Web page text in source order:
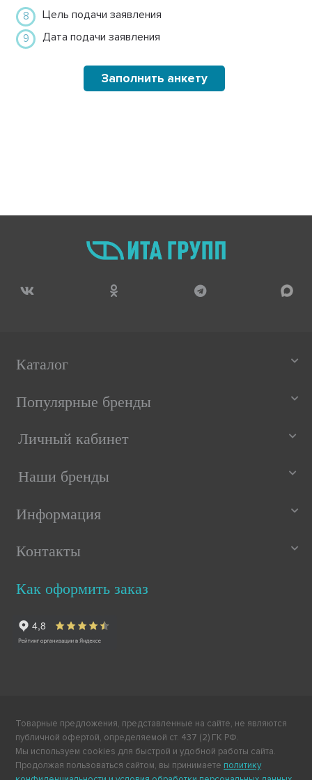
Цель подачи заявления
Дата подачи заявления
Заполнить анкету
Каталог
Популярные бренды
Личный кабинет
Наши бренды
Информация
Контакты
Как оформить заказ
Товарные предложения, представленные на сайте, не являются
публичной офертой, определяемой ст. 437 (2) ГК РФ.
Мы используем cookies для быстрой и удобной работы сайта.
Продолжая пользоваться сайтом, вы принимаете политику